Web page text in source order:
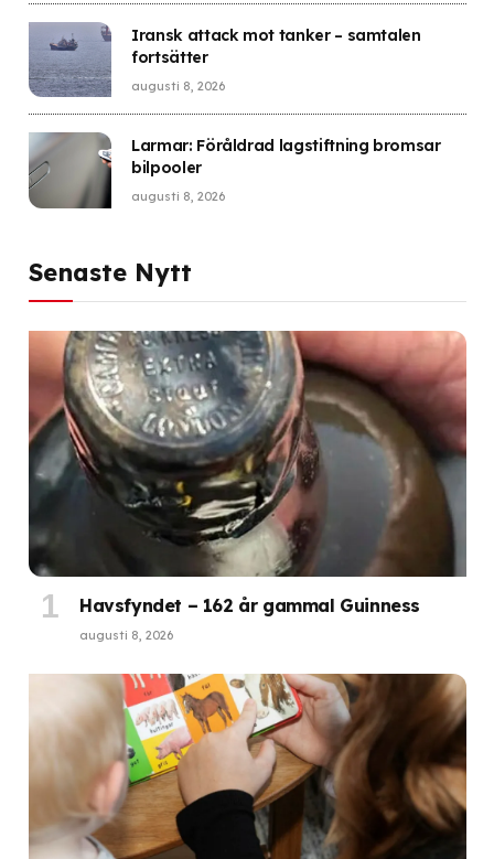
Iransk attack mot tanker – samtalen
fortsätter
augusti 8, 2026
Larmar: Föråldrad lagstiftning bromsar
bilpooler
augusti 8, 2026
Senaste Nytt
Havsfyndet – 162 år gammal Guinness
augusti 8, 2026